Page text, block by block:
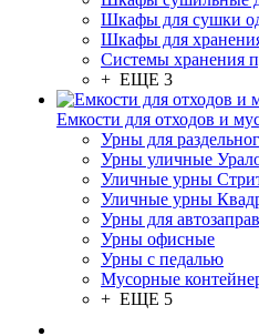
Шкафы для сушки
Шкафы для
Системы хранения
+ ЕЩЕ 3
Емкости для отходов и
Урны для
Урны уличные
Уличные урны
Уличные урны
Урны для
Урны офисные
Урны с педалью
Мусорные
+ ЕЩЕ 5